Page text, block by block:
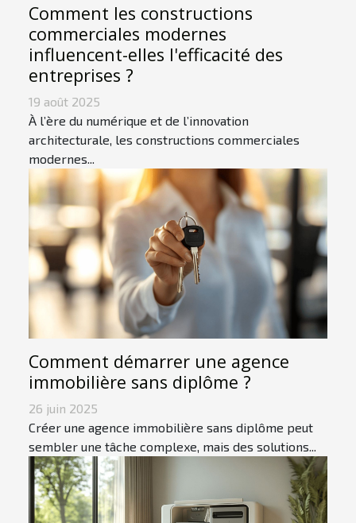
Comment les constructions
commerciales modernes
influencent-elles l'efficacité des
entreprises ?
19 août 2025
À l’ère du numérique et de l’innovation
architecturale, les constructions commerciales
modernes...
Comment démarrer une agence
immobilière sans diplôme ?
26 juin 2025
Créer une agence immobilière sans diplôme peut
sembler une tâche complexe, mais des solutions...